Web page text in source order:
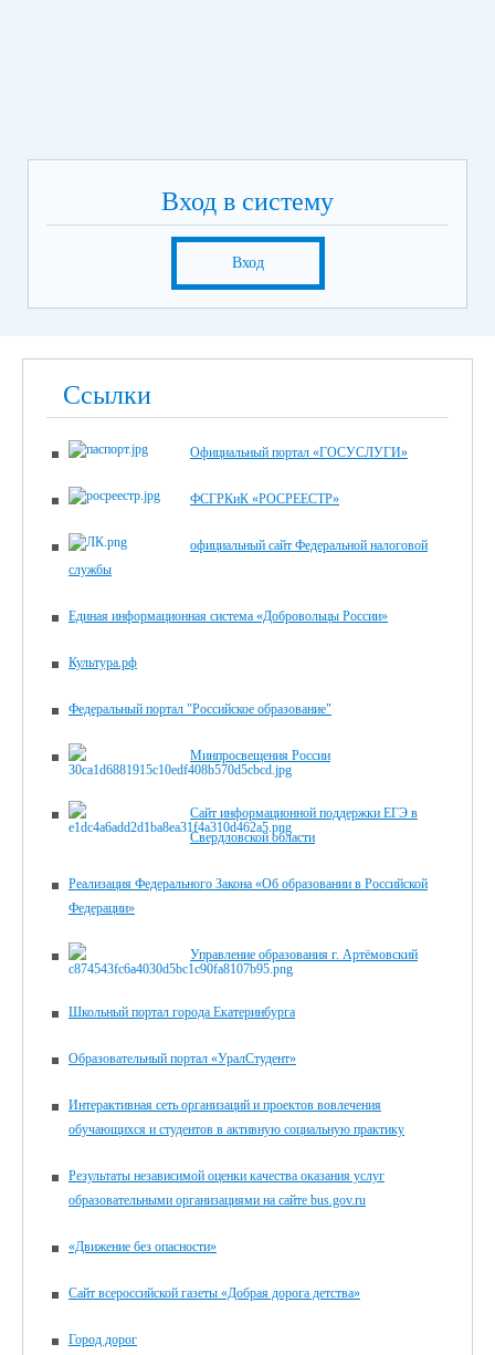
Вход в систему
Вход
Ссылки
Официальный портал «ГОСУСЛУГИ»
ФСГРКиК «РОСРЕЕСТР»
официальный сайт Федеральной налоговой
службы
Единая информационная система «Добровольцы России»
Культура.рф
Федеральный портал "Российское образование"
Минпросвещения России
Сайт информационной поддержки ЕГЭ в
Свердловской области
Реализация Федерального Закона «Об образовании в Российской
Федерации»
Управление образования г. Артёмовский
Школьный портал города Екатеринбурга
Образовательный портал «УралСтудент»
Интерактивная сеть организаций и проектов вовлечения
обучающихся и студентов в активную социальную практику
Результаты независимой оценки качества оказания услуг
образовательными организациями на сайте bus.gov.ru
«Движение без опасности»
Сайт всероссийской газеты «Добрая дорога детства»
Город дорог